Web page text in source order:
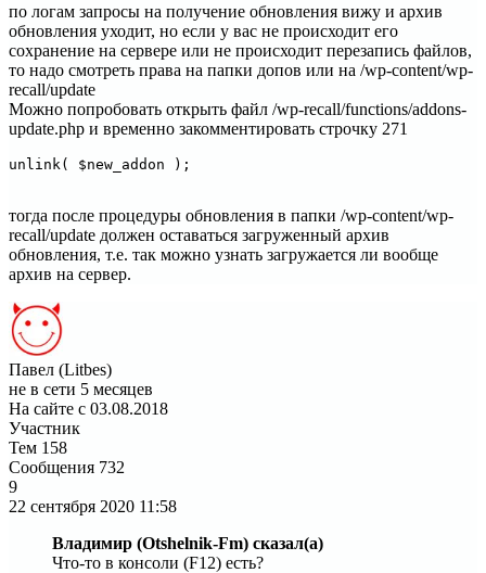
по логам запросы на получение обновления вижу и архив
обновления уходит, но если у вас не происходит его
сохранение на сервере или не происходит перезапись файлов,
то надо смотреть права на папки допов или на /wp-content/wp-
recall/update
Можно попробовать открыть файл /wp-recall/functions/addons-
update.php и временно закомментировать строчку 271
unlink( $new_addon );
тогда после процедуры обновления в папки /wp-content/wp-
recall/update должен оставаться загруженный архив
обновления, т.е. так можно узнать загружается ли вообще
архив на сервер.
Павел (Litbes)
не в сети 5 месяцев
На сайте с 03.08.2018
Участник
Тем 158
Сообщения 732
9
22 сентября 2020 11:58
Владимир (Otshelnik-Fm) сказал(а)
Что-то в консоли (F12) есть?